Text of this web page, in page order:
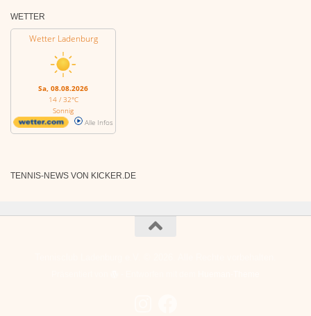
WETTER
Wetter Ladenburg
Sa, 08.08.2026
14 / 32°C
Sonnig
Alle Infos
TENNIS-NEWS VON KICKER.DE